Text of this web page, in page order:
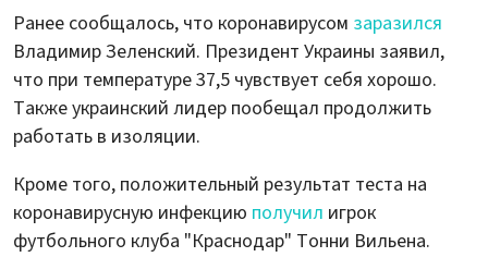
Ранее сообщалось, что коронавирусом заразился
Владимир Зеленский. Президент Украины заявил,
что при температуре 37,5 чувствует себя хорошо.
Также украинский лидер пообещал продолжить
работать в изоляции.
Кроме того, положительный результат теста на
коронавирусную инфекцию получил игрок
футбольного клуба "Краснодар" Тонни Вильена.